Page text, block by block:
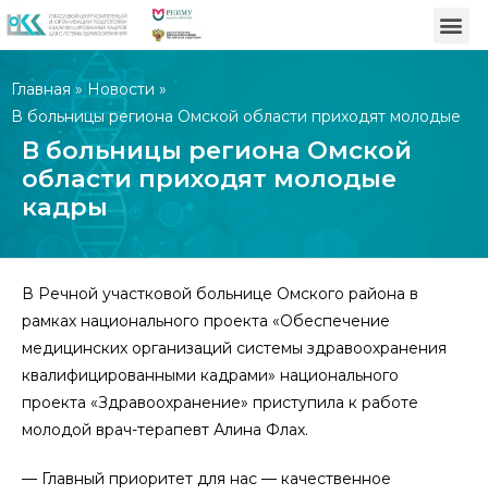
Главная » Новости »
В больницы региона Омской области приходят молодые
кадры
В больницы региона Омской
области приходят молодые
кадры
В Речной участковой больнице Омского района в
рамках национального проекта «Обеспечение
медицинских организаций системы здравоохранения
квалифицированными кадрами» национального
проекта «Здравоохранение» приступила к работе
молодой врач-терапевт Алина Флах.
— Главный приоритет для нас — качественное